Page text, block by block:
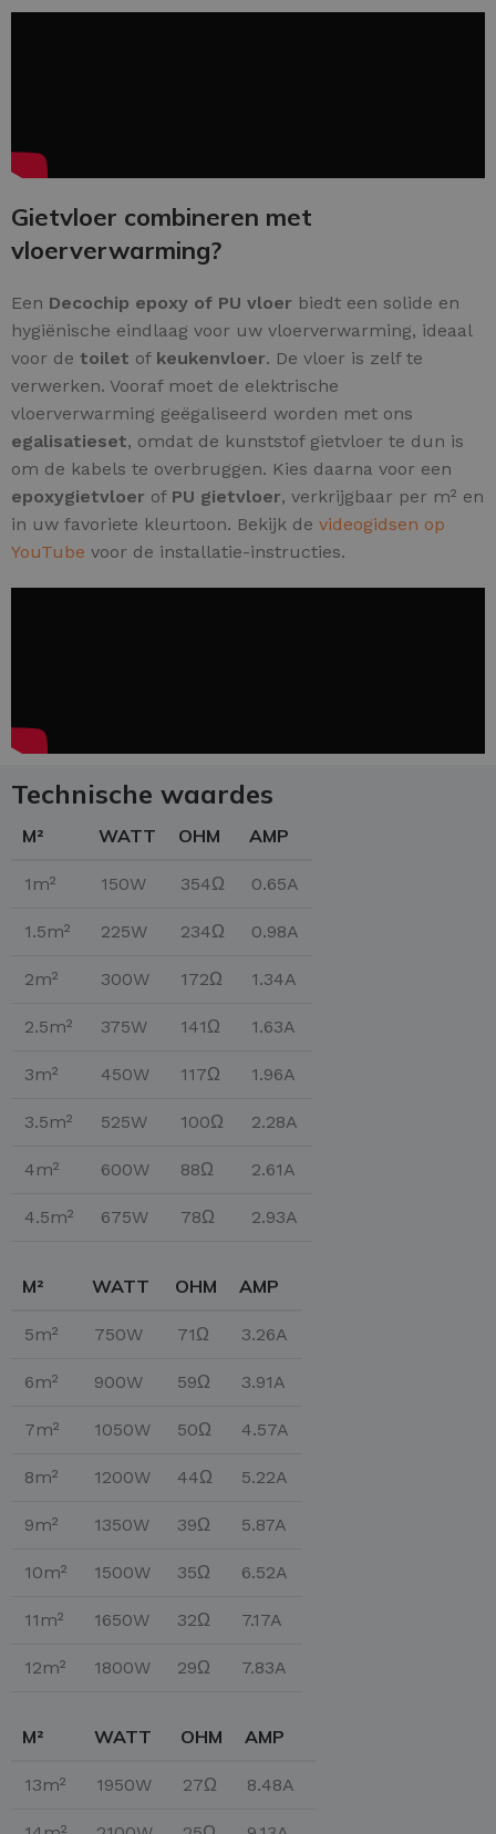
Gietvloer combineren met
vloerverwarming?
Een Decochip epoxy of PU vloer biedt een solide en
hygiënische eindlaag voor uw vloerverwarming, ideaal
voor de toilet of keukenvloer. De vloer is zelf te
verwerken. Vooraf moet de elektrische
vloerverwarming geëgaliseerd worden met ons
egalisatieset, omdat de kunststof gietvloer te dun is
om de kabels te overbruggen. Kies daarna voor een
epoxygietvloer of PU gietvloer, verkrijgbaar per m² en
in uw favoriete kleurtoon. Bekijk de videogidsen op
YouTube voor de installatie-instructies.
Technische waardes
M² WATT OHM AMP
1m² 150W 354Ω 0.65A
1.5m² 225W 234Ω 0.98A
2m² 300W 172Ω 1.34A
2.5m² 375W 141Ω 1.63A
3m² 450W 117Ω 1.96A
3.5m² 525W 100Ω 2.28A
4m² 600W 88Ω 2.61A
4.5m² 675W 78Ω 2.93A
M² WATT OHM AMP
5m² 750W 71Ω 3.26A
6m² 900W 59Ω 3.91A
7m² 1050W 50Ω 4.57A
8m² 1200W 44Ω 5.22A
9m² 1350W 39Ω 5.87A
10m² 1500W 35Ω 6.52A
11m² 1650W 32Ω 7.17A
12m² 1800W 29Ω 7.83A
M² WATT OHM AMP
13m² 1950W 27Ω 8.48A